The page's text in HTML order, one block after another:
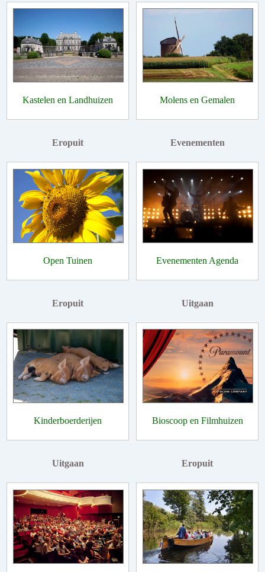
Kastelen en Landhuizen Molens en Gemalen
Eropuit
Open Tuinen
Evenementen
Evenementen Agenda
Eropuit
Kinderboerderijen
Uitgaan
Bioscoop en Filmhuizen
Uitgaan Eropuit